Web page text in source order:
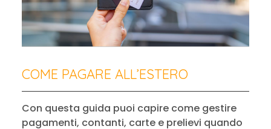
COME PAGARE ALL’ESTERO
Con questa guida puoi capire come gestire
pagamenti, contanti, carte e prelievi quando